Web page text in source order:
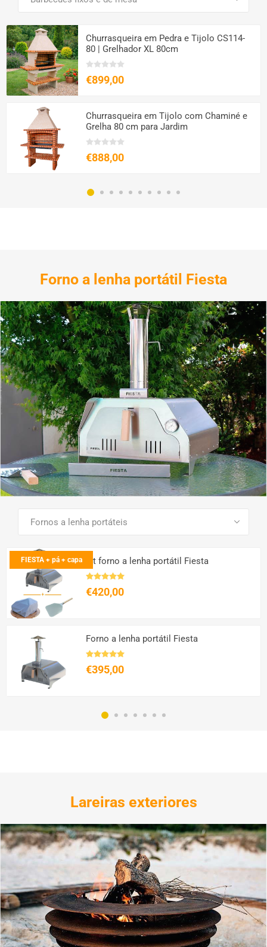
Churrasqueira em Pedra e Tijolo CS114-
80 | Grelhador XL 80cm
€899,00
Churrasqueira em Tijolo com Chaminé e
Grelha 80 cm para Jardim
€888,00
Forno a lenha portátil Fiesta
VER TODOS OS PRODUTOS
FIESTA + pá + capa kit forno a lenha portátil Fiesta
€420,00
Forno a lenha portátil Fiesta
€395,00
Lareiras exteriores